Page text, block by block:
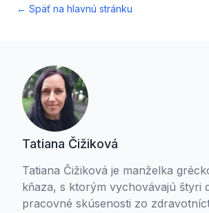
← Späť na hlavnú stránku
Tatiana Čižiková
Tatiana Čižiková je manželka
kňaza, s ktorým vychovávajú štyri
pracovné skúsenosti zo